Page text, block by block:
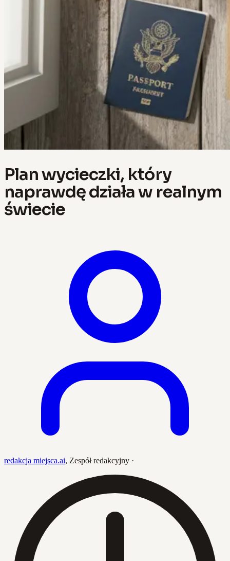
Plan wycieczki, który
naprawdę działa w realnym
świecie
redakcja miejsca.ai, Zespół redakcyjny ·